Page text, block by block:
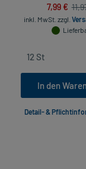
7,99 €
inkl. MwSt. zzgl.
In den
Detail- &